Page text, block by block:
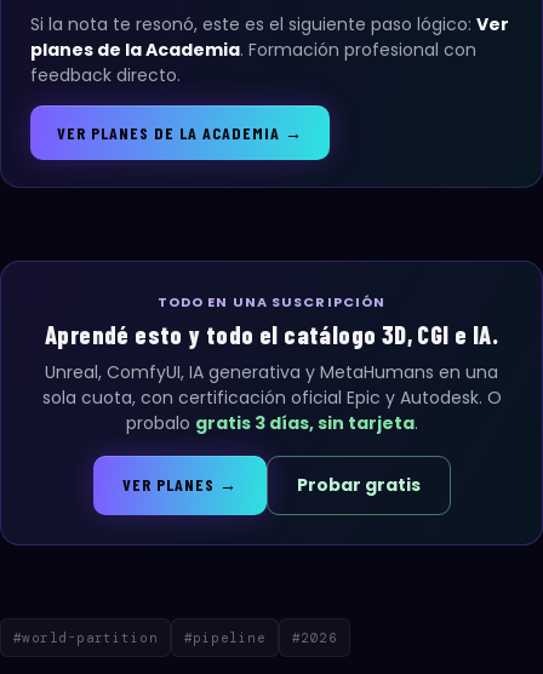
Si la nota te resonó, este es el siguiente paso lógico: Ver
planes de la Academia. Formación profesional con
feedback directo.
VER PLANES DE LA ACADEMIA →
TODO EN UNA SUSCRIPCIÓN
Aprendé esto y todo el catálogo 3D, CGI e IA.
Unreal, ComfyUI, IA generativa y MetaHumans en una
sola cuota, con certificación oficial Epic y Autodesk. O
probalo gratis 3 días, sin tarjeta.
VER PLANES → Probar gratis
#world-partition #pipeline #2026